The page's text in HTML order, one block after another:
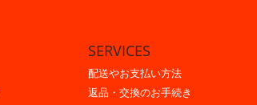
SERVICES
配送やお支払い方法
返品・交換のお手続き